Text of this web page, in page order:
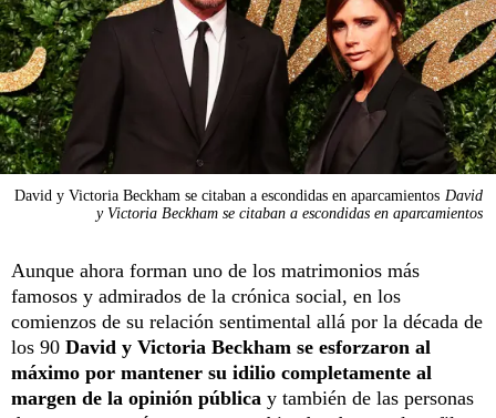
David y Victoria Beckham se citaban a escondidas en aparcamientos David
y Victoria Beckham se citaban a escondidas en aparcamientos
Aunque ahora forman uno de los matrimonios más
famosos y admirados de la crónica social, en los
comienzos de su relación sentimental allá por la década de
los 90 David y Victoria Beckham se esforzaron al
máximo por mantener su idilio completamente al
margen de la opinión pública y también de las personas